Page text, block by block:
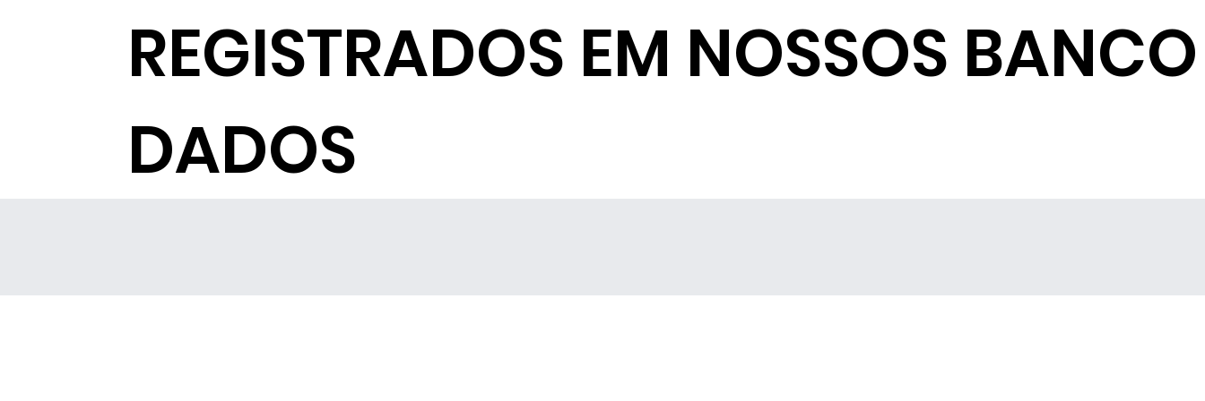
REGISTRADOS EM NOSSOS
DADOS